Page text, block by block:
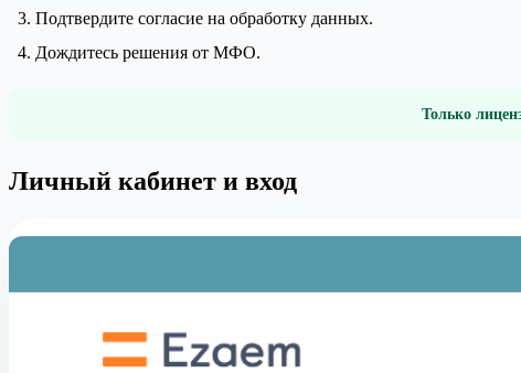
Подтвердите согласие на обработку данных.
Дождитесь решения от МФО.
Только
Личный кабинет и вход